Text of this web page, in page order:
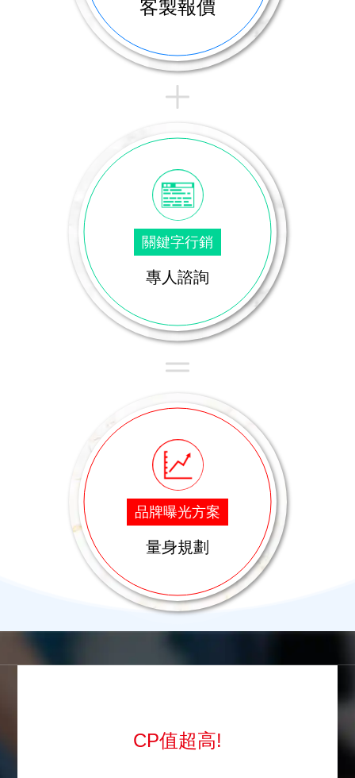
客製報價
關鍵字行銷
專人諮詢
品牌曝光方案
量身規劃
CP值超高!